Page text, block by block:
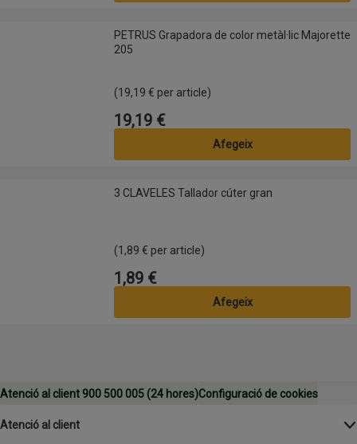
PETRUS Grapadora de color metàl·lic Majorette 205
PETRUS Grapadora de color metàl·lic Majorette
205
(19,19 € per article)
Preu
19,19 €
Afegeix
3 CLAVELES Tallador cúter gran3 CLAVELES Tallador cúter gran
(1,89 € per article)
Preu
1,89 €
Afegeix
Atenció al client 900 500 005 (24 hores)Configuració de cookies
Atenció al client